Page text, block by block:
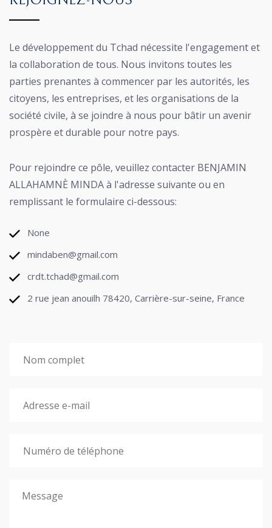
Le développement du Tchad nécessite l'engagement et
la collaboration de tous. Nous invitons toutes les
parties prenantes à commencer par les autorités, les
citoyens, les entreprises, et les organisations de la
société civile, à se joindre à nous pour bâtir un avenir
prospère et durable pour notre pays.
Pour rejoindre ce pôle, veuillez contacter BENJAMIN
ALLAHAMNÈ MINDA à l'adresse suivante ou en
remplissant le formulaire ci-dessous:
None
mindaben@gmail.com
crdt.tchad@gmail.com
2 rue jean anouilh 78420, Carrière-sur-seine, France